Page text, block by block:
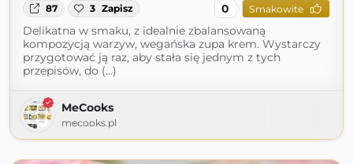
87 3 Zapisz 0 Smakowite
Delikatna w smaku, z idealnie zbalansowaną
kompozycją warzyw, wegańska zupa krem. Wystarczy
przygotować ją raz, aby stała się jednym z tych
przepisów, do (...)
MeCooks
mecooks.pl